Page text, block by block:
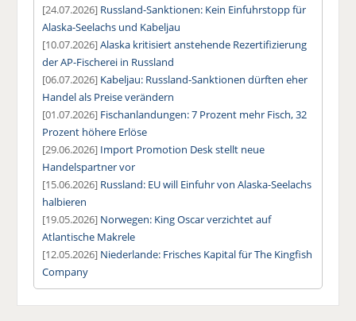
[24.07.2026] Russland-Sanktionen: Kein Einfuhrstopp für
Alaska-Seelachs und Kabeljau
[10.07.2026]Alaska kritisiert anstehende Rezertifizierung
der AP-Fischerei in Russland
[06.07.2026] Kabeljau: Russland-Sanktionen dürften eher
Handel als Preise verändern
[01.07.2026] Fischanlandungen: 7 Prozent mehr Fisch, 32
Prozent höhere Erlöse
[29.06.2026] Import Promotion Desk stellt neue
Handelspartner vor
[15.06.2026] Russland: EU will Einfuhr von Alaska-Seelachs
halbieren
[19.05.2026] Norwegen: King Oscar verzichtet auf
Atlantische Makrele
[12.05.2026] Niederlande: Frisches Kapital für The Kingfish
Company